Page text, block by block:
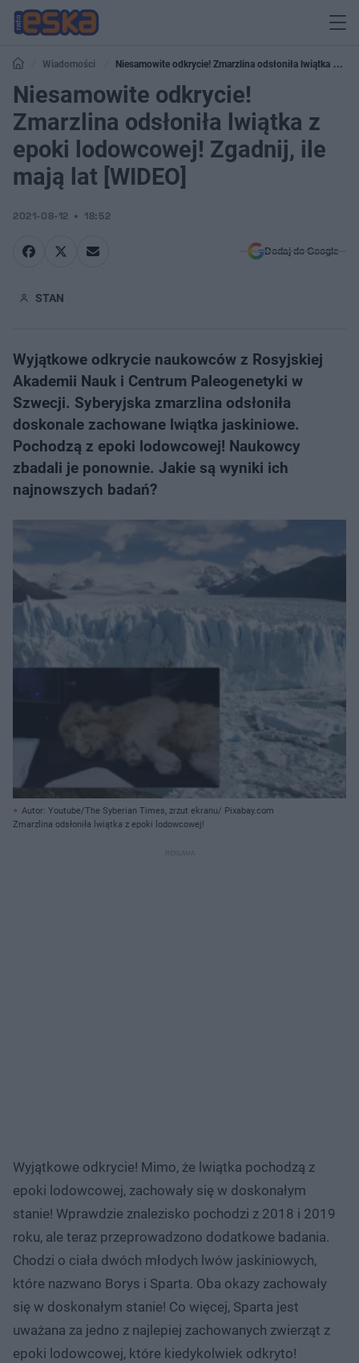
Wiadomości
Niesamowite odkrycie! Zmarzlina odsłoniła lwiątka z
epoki lodowcowej! Zgadnij, ile mają lat [WIDEO]
Niesamowite odkrycie!
Zmarzlina odsłoniła lwiątka z
epoki lodowcowej! Zgadnij, ile
mają lat [WIDEO]
2021-08-12 18:52
Dodaj do Google
STAN
Wyjątkowe odkrycie naukowców z Rosyjskiej
Akademii Nauk i Centrum Paleogenetyki w
Szwecji. Syberyjska zmarzlina odsłoniła
doskonale zachowane lwiątka jaskiniowe.
Pochodzą z epoki lodowcowej! Naukowcy
zbadali je ponownie. Jakie są wyniki ich
najnowszych badań?
Autor: Youtube/The Syberian Times, zrzut ekranu/ Pixabay.com
Zmarzlina odsłoniła lwiątka z epoki lodowcowej!
Wyjątkowe odkrycie! Mimo, że lwiątka pochodzą z
epoki lodowcowej, zachowały się w doskonałym
stanie! Wprawdzie znalezisko pochodzi z 2018 i 2019
roku, ale teraz przeprowadzono dodatkowe badania.
Chodzi o ciała dwóch młodych lwów jaskiniowych,
które nazwano Borys i Sparta. Oba okazy zachowały
się w doskonałym stanie! Co więcej, Sparta jest
uważana za jedno z najlepiej zachowanych zwierząt z
epoki lodowcowej, które kiedykolwiek odkryto!